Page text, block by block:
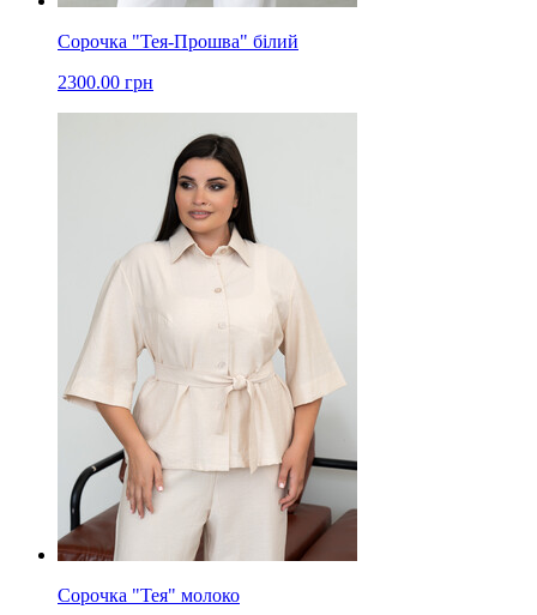
Сорочка "Тея-Прошва" білий
2300.00 грн
Сорочка "Тея" молоко